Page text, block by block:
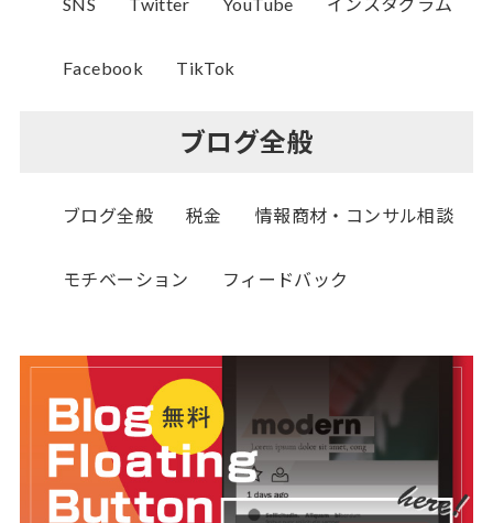
Facebook TikTok
ブログ全般
ブログ全般 税金 情報商材・コンサル相談
モチベーション フィードバック